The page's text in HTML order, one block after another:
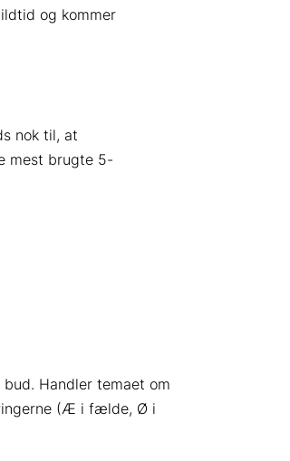
og kommer
nok til, at
mest brugte 5-
bud. Handler temaet om
(Æ i fælde, Ø i